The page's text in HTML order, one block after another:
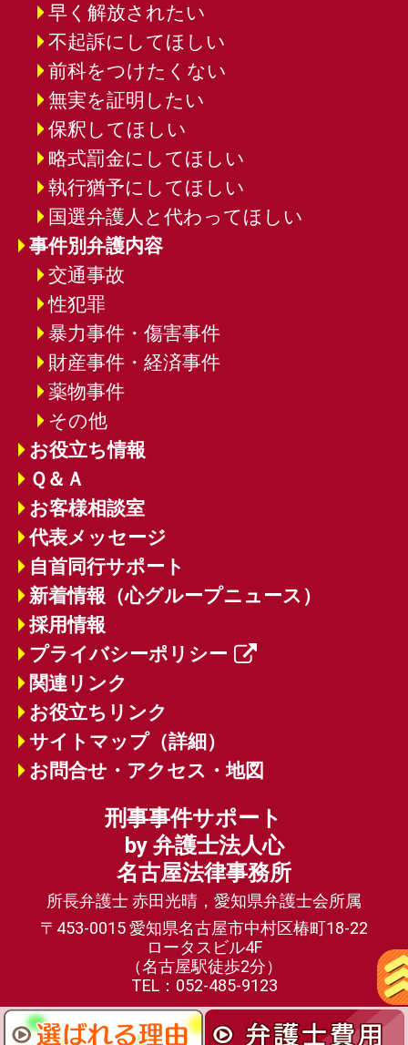
早く解放されたい
不起訴にしてほしい
前科をつけたくない
無実を証明したい
保釈してほしい
略式罰金にしてほしい
執行猶予にしてほしい
国選弁護人と代わってほしい
事件別弁護内容
交通事故
性犯罪
暴力事件・傷害事件
財産事件・経済事件
薬物事件
その他
お役立ち情報
Ｑ＆Ａ
お客様相談室
代表メッセージ
自首同行サポート
新着情報（心グループニュース）
採用情報
プライバシーポリシー
関連リンク
お役立ちリンク
サイトマップ（詳細）
お問合せ・アクセス・地図
刑事事件サポート
by 弁護士法人心
名古屋法律事務所
所長弁護士 赤田光晴，愛知県弁護士会所属
〒453-0015 愛知県名古屋市中村区椿町18-22
ロータスビル4F
（名古屋駅徒歩2分）
TEL：052-485-9123